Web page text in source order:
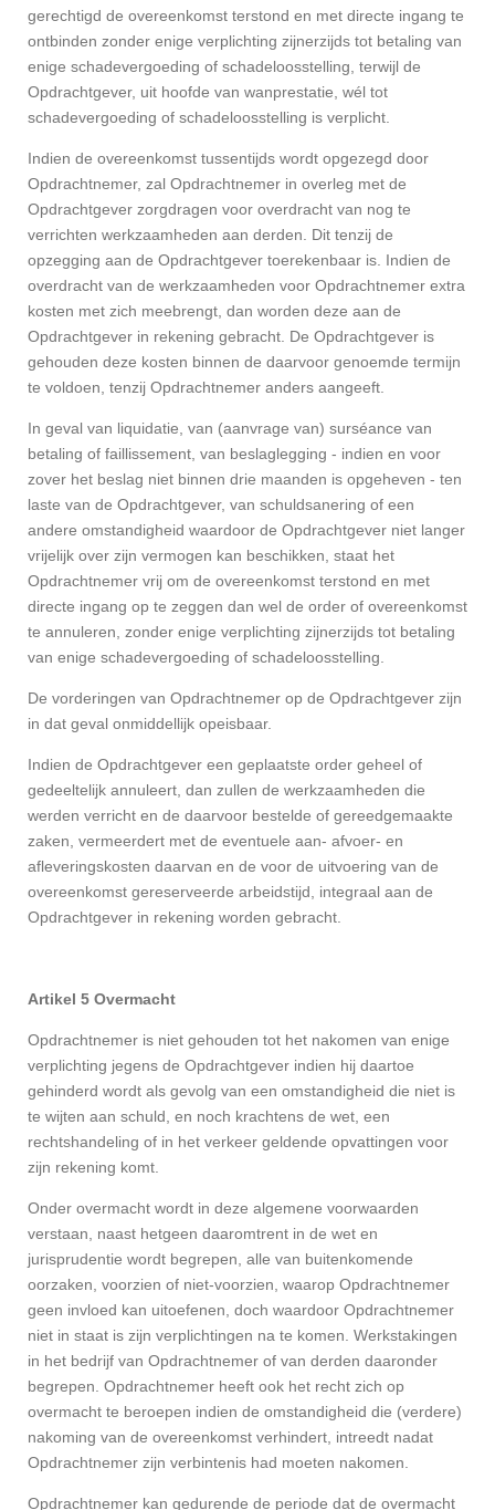
gerechtigd de overeenkomst terstond en met directe ingang te
ontbinden zonder enige verplichting zijnerzijds tot betaling van
enige schadevergoeding of schadeloosstelling, terwijl de
Opdrachtgever, uit hoofde van wanprestatie, wél tot
schadevergoeding of schadeloosstelling is verplicht.
Indien de overeenkomst tussentijds wordt opgezegd door
Opdrachtnemer, zal Opdrachtnemer in overleg met de
Opdrachtgever zorgdragen voor overdracht van nog te
verrichten werkzaamheden aan derden. Dit tenzij de
opzegging aan de Opdrachtgever toerekenbaar is. Indien de
overdracht van de werkzaamheden voor Opdrachtnemer extra
kosten met zich meebrengt, dan worden deze aan de
Opdrachtgever in rekening gebracht. De Opdrachtgever is
gehouden deze kosten binnen de daarvoor genoemde termijn
te voldoen, tenzij Opdrachtnemer anders aangeeft.
In geval van liquidatie, van (aanvrage van) surséance van
betaling of faillissement, van beslaglegging - indien en voor
zover het beslag niet binnen drie maanden is opgeheven - ten
laste van de Opdrachtgever, van schuldsanering of een
andere omstandigheid waardoor de Opdrachtgever niet langer
vrijelijk over zijn vermogen kan beschikken, staat het
Opdrachtnemer vrij om de overeenkomst terstond en met
directe ingang op te zeggen dan wel de order of overeenkomst
te annuleren, zonder enige verplichting zijnerzijds tot betaling
van enige schadevergoeding of schadeloosstelling.
De vorderingen van Opdrachtnemer op de Opdrachtgever zijn
in dat geval onmiddellijk opeisbaar.
Indien de Opdrachtgever een geplaatste order geheel of
gedeeltelijk annuleert, dan zullen de werkzaamheden die
werden verricht en de daarvoor bestelde of gereedgemaakte
zaken, vermeerdert met de eventuele aan- afvoer- en
afleveringskosten daarvan en de voor de uitvoering van de
overeenkomst gereserveerde arbeidstijd, integraal aan de
Opdrachtgever in rekening worden gebracht.
Artikel 5 Overmacht
Opdrachtnemer is niet gehouden tot het nakomen van enige
verplichting jegens de Opdrachtgever indien hij daartoe
gehinderd wordt als gevolg van een omstandigheid die niet is
te wijten aan schuld, en noch krachtens de wet, een
rechtshandeling of in het verkeer geldende opvattingen voor
zijn rekening komt.
Onder overmacht wordt in deze algemene voorwaarden
verstaan, naast hetgeen daaromtrent in de wet en
jurisprudentie wordt begrepen, alle van buitenkomende
oorzaken, voorzien of niet-voorzien, waarop Opdrachtnemer
geen invloed kan uitoefenen, doch waardoor Opdrachtnemer
niet in staat is zijn verplichtingen na te komen. Werkstakingen
in het bedrijf van Opdrachtnemer of van derden daaronder
begrepen. Opdrachtnemer heeft ook het recht zich op
overmacht te beroepen indien de omstandigheid die (verdere)
nakoming van de overeenkomst verhindert, intreedt nadat
Opdrachtnemer zijn verbintenis had moeten nakomen.
Opdrachtnemer kan gedurende de periode dat de overmacht